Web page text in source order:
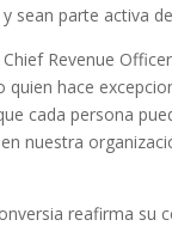
sean parte activa
Revenue
quien hace
cada persona
nuestra
reafirma su